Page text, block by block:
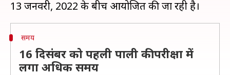
समय
16 दिसंबर को पहली पाली की परीक्षा में
लगा अधिक समय